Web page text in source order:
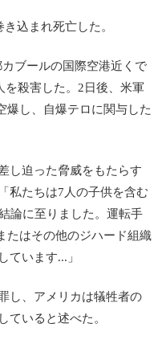
込まれ死亡した。
ブールの国際空港近くで
を殺害した。2日後、米軍
爆し、自爆テロに関与した
し迫った脅威をもたらす
私たちは7人の子供を含む
論に至りました。運転手
たはその他のジハード組織
ています...」
し、アメリカは犠牲者の
ていると述べた。